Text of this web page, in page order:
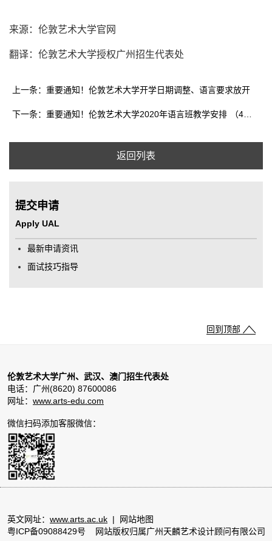
来源：伦敦艺术大学官网
翻译：伦敦艺术大学授权广州招生代表处
上一条：重要通知！伦敦艺术大学开学日期调整、语言要求放开
下一条：重要通知！伦敦艺术大学2020年语言班教学安排 （4月16日更新）
返回列表
提交申请
Apply UAL
最新申请资讯
面试技巧指导
回到顶部
伦敦艺术大学广州、武汉、澳门招生代表处
电话：广州(8620) 87600086
网址： www.arts-edu.com
微信扫码添加客服微信：
英文网址： www.arts.ac.uk |
网站地图
粤ICP备09088429号 网站版权归属广州天麟艺术设计顾问有限公司